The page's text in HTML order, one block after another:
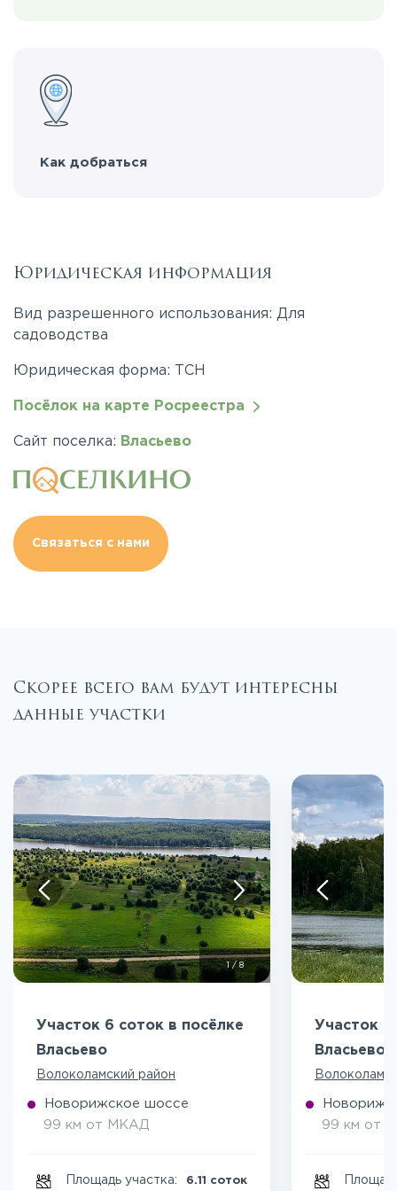
Как добраться
Юридическая информация
Вид разрешенного использования: Для
садоводства
Юридическая форма: ТСН
Посёлок на карте Росреестра
Сайт поселка: Власьево
Связаться с нами
Скорее всего вам будут интересны
данные участки
/8
Участок 6 соток в посёлке
Власьево
Волоколамский район
Новорижское шоссе
99 км от МКАД
Площадь участка: 6.11 соток
Участок 6
Власьево
99 км от